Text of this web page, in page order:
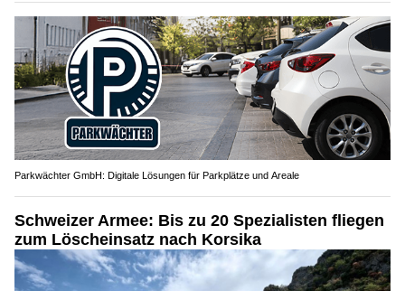
Parkwächter GmbH: Digitale Lösungen für Parkplätze und Areale
Schweizer Armee: Bis zu 20 Spezialisten fliegen
zum Löscheinsatz nach Korsika